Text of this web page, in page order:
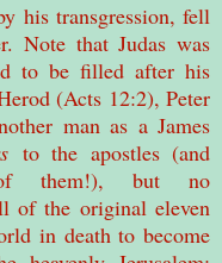
his transgression, fell
Note that Judas was
to be filled after his
(Acts 12:2), Peter
man as a James
to the apostles (and
them!), but no
of the original eleven
in death to become